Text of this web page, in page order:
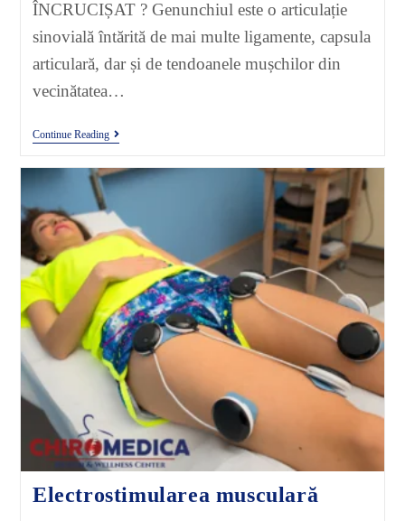
ÎNCRUCIȘAT ? Genunchiul este o articulație
sinovială întărită de mai multe ligamente, capsula
articulară, dar și de tendoanele mușchilor din
vecinătatea…
Continue Reading
Electrostimularea musculară